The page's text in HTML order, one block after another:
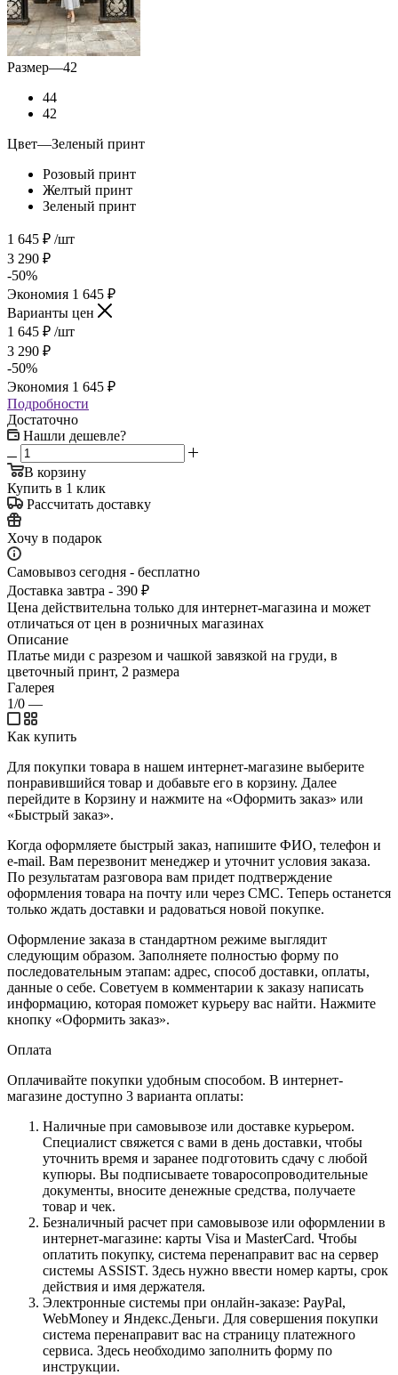
Размер—42
44
42
Цвет—Зеленый принт
Розовый принт
Желтый принт
Зеленый принт
1 645 ₽ /шт
3 290 ₽
-50%
Экономия 1 645 ₽
Варианты цен
1 645 ₽ /шт
3 290 ₽
-50%
Экономия 1 645 ₽
Подробности
Достаточно
Нашли дешевле?
В корзину
Купить в 1 клик
Рассчитать доставку
Хочу в подарок
Самовывоз сегодня - бесплатно
Доставка завтра - 390 ₽
Цена действительна только для интернет-магазина и может
отличаться от цен в розничных магазинах
Описание
Платье миди с разрезом и чашкой завязкой на груди, в
цветочный принт, 2 размера
Галерея
1/0 —
Как купить
Для покупки товара в нашем интернет-магазине выберите
понравившийся товар и добавьте его в корзину. Далее
перейдите в Корзину и нажмите на «Оформить заказ» или
«Быстрый заказ».
Когда оформляете быстрый заказ, напишите ФИО, телефон и
e-mail. Вам перезвонит менеджер и уточнит условия заказа.
По результатам разговора вам придет подтверждение
оформления товара на почту или через СМС. Теперь останется
только ждать доставки и радоваться новой покупке.
Оформление заказа в стандартном режиме выглядит
следующим образом. Заполняете полностью форму по
последовательным этапам: адрес, способ доставки, оплаты,
данные о себе. Советуем в комментарии к заказу написать
информацию, которая поможет курьеру вас найти. Нажмите
кнопку «Оформить заказ».
Оплата
Оплачивайте покупки удобным способом. В интернет-
магазине доступно 3 варианта оплаты:
Наличные при самовывозе или доставке курьером.
Специалист свяжется с вами в день доставки, чтобы
уточнить время и заранее подготовить сдачу с любой
купюры. Вы подписываете товаросопроводительные
документы, вносите денежные средства, получаете
товар и чек.
Безналичный расчет при самовывозе или оформлении в
интернет-магазине: карты Visa и MasterCard. Чтобы
оплатить покупку, система перенаправит вас на сервер
системы ASSIST. Здесь нужно ввести номер карты, срок
действия и имя держателя.
Электронные системы при онлайн-заказе: PayPal,
WebMoney и Яндекс.Деньги. Для совершения покупки
система перенаправит вас на страницу платежного
сервиса. Здесь необходимо заполнить форму по
инструкции.